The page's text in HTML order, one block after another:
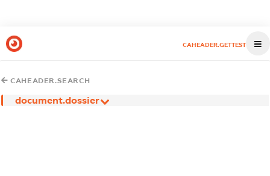
CAHEADER.GETTEST
CAHEADER.SEARCH
document.dossier